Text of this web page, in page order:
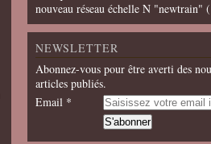
nouveau réseau échelle N "newtrain"
NEWSLETTER
Abonnez-vous pour être averti des
articles publiés.
Email